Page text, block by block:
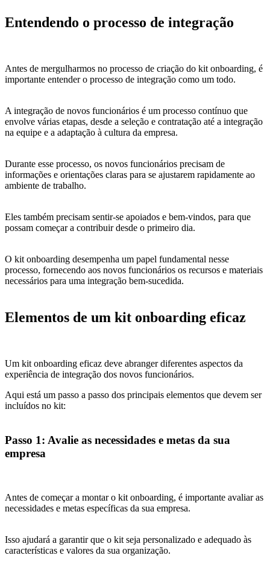
Entendendo o processo de integração
Antes de mergulharmos no processo de criação do kit onboarding, é
importante entender o processo de integração como um todo.
A integração de novos funcionários é um processo contínuo que
envolve várias etapas, desde a seleção e contratação até a integração
na equipe e a adaptação à cultura da empresa.
Durante esse processo, os novos funcionários precisam de
informações e orientações claras para se ajustarem rapidamente ao
ambiente de trabalho.
Eles também precisam sentir-se apoiados e bem-vindos, para que
possam começar a contribuir desde o primeiro dia.
O kit onboarding desempenha um papel fundamental nesse
processo, fornecendo aos novos funcionários os recursos e materiais
necessários para uma integração bem-sucedida.
Elementos de um kit onboarding eficaz
Um kit onboarding eficaz deve abranger diferentes aspectos da
experiência de integração dos novos funcionários.
Aqui está um passo a passo dos principais elementos que devem ser
incluídos no kit:
Passo 1: Avalie as necessidades e metas da sua
empresa
Antes de começar a montar o kit onboarding, é importante avaliar as
necessidades e metas específicas da sua empresa.
Isso ajudará a garantir que o kit seja personalizado e adequado às
características e valores da sua organização.